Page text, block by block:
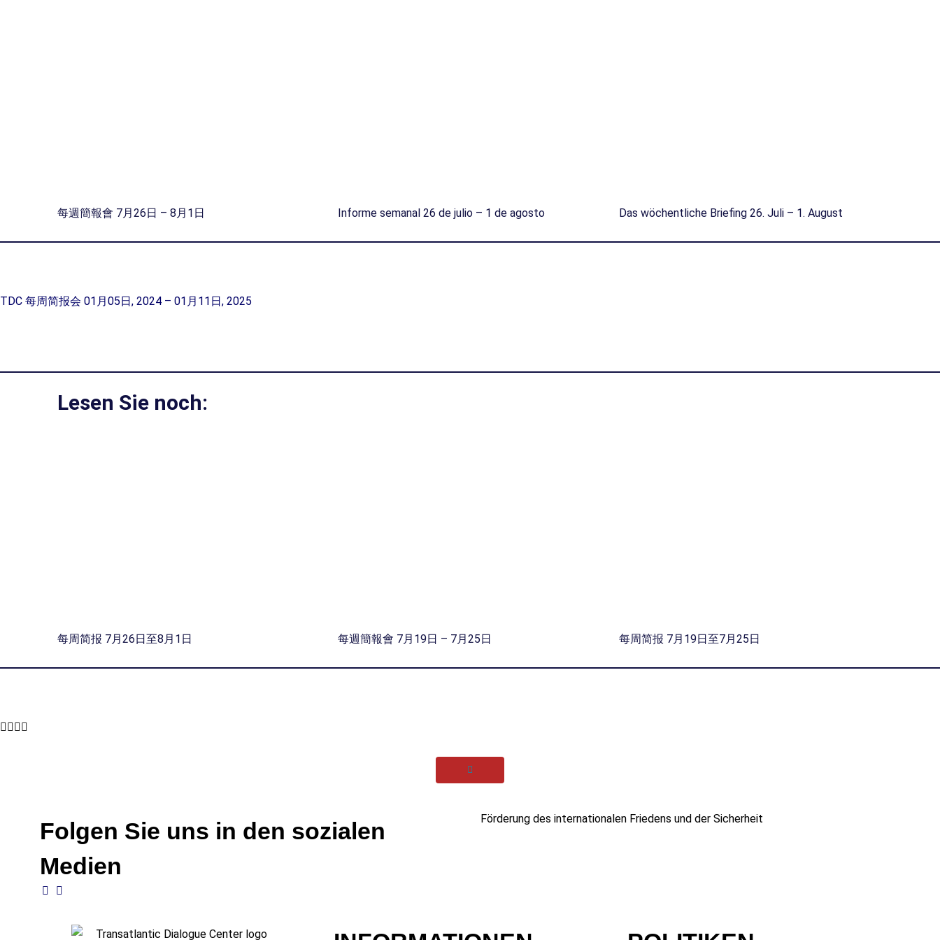
每週簡報會 7月26日 – 8月1日 Informe semanal 26 de julio – 1 de agosto Das wöchentliche Briefing 26. Juli – 1. August
TDC 每周简报会 01月05日, 2024 – 01月11日, 2025
Lesen Sie noch:
每周简报 7月26日至8月1日 每週簡報會 7月19日 – 7月25日 每周简报 7月19日至7月25日
Folgen Sie uns in den sozialen
Medien
Förderung des internationalen Friedens und der Sicherheit